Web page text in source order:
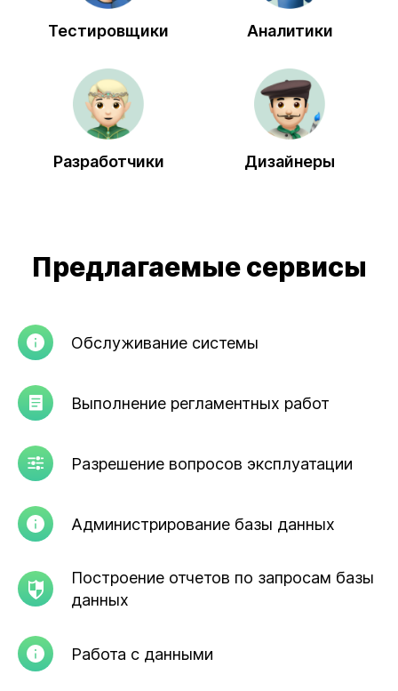
Тестировщики Аналитики
Разработчики Дизайнеры
Предлагаемые сервисы
Обслуживание системы
Выполнение регламентных работ
Разрешение вопросов эксплуатации
Администрирование базы данных
Построение отчетов по запросам базы
данных
Работа с данными